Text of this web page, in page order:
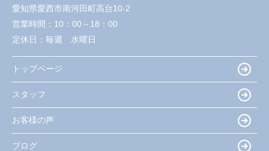
愛知県愛西市南河田町高台10-2
営業時間： 10：00～18：00
定休日： 毎週 水曜日
トップページ
スタッフ
お客様の声
ブログ